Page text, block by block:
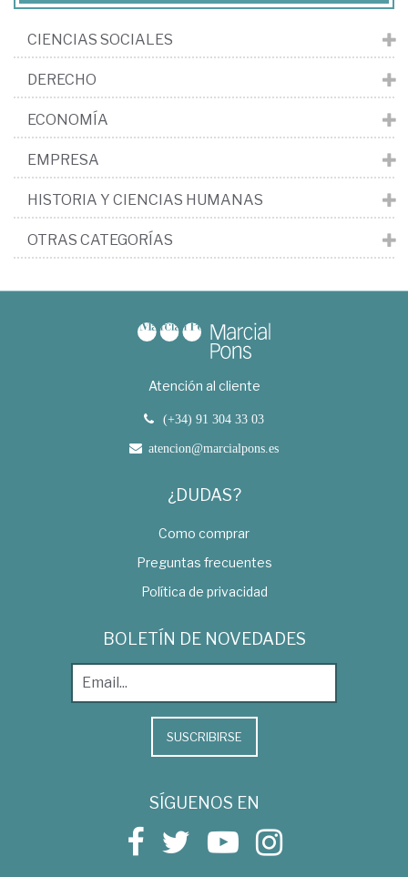
CIENCIAS SOCIALES
DERECHO
ECONOMÍA
EMPRESA
HISTORIA Y CIENCIAS HUMANAS
OTRAS CATEGORÍAS
Atención al cliente
(+34) 91 304 33 03
atencion@marcialpons.es
¿DUDAS?
Como comprar
Preguntas frecuentes
Política de privacidad
BOLETÍN DE NOVEDADES
SUSCRIBIRSE
SÍGUENOS EN